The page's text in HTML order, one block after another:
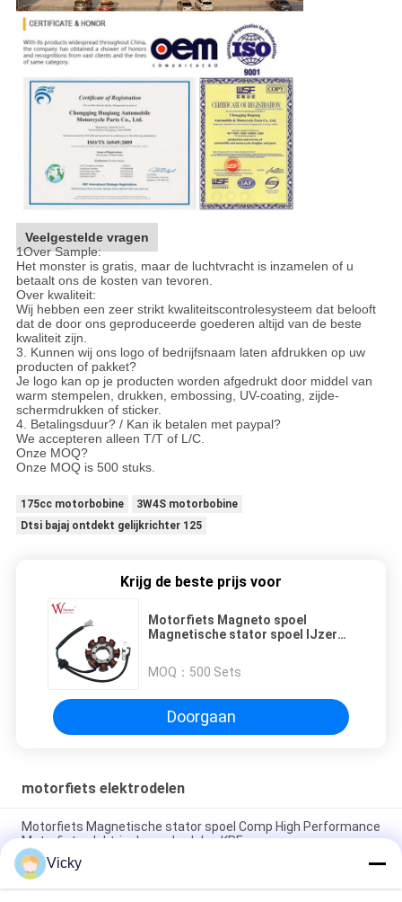
Veelgestelde vragen
1Over Sample:
Het monster is gratis, maar de luchtvracht is inzamelen of u
betaalt ons de kosten van tevoren.
Over kwaliteit:
Wij hebben een zeer strikt kwaliteitscontrolesysteem dat belooft
dat de door ons geproduceerde goederen altijd van de beste
kwaliteit zijn.
3. Kunnen wij ons logo of bedrijfsnaam laten afdrukken op uw
producten of pakket?
Je logo kan op je producten worden afgedrukt door middel van
warm stempelen, drukken, embossing, UV-coating, zijde-
schermdrukken of sticker.
4. Betalingsduur? / Kan ik betalen met paypal?
We accepteren alleen T/T of L/C.
Onze MOQ?
Onze MOQ is 500 stuks.
175cc motorbobine
3W4S motorbobine
Dtsi bajaj ontdekt gelijkrichter 125
Krijg de beste prijs voor
Motorfiets Magneto spoel
Magnetische stator spoel IJzer
MOQ： 500 Sets
Doorgaan
motorfiets elektrodelen
Motorfiets Magnetische stator spoel Comp High Performance
Motorfiets elektrische onderdelen KRF
Elektrische motorfiets relais connector Kriss 100 voor B2B
kopers Goede prestaties Mannelijke 6.3mm
Vicky